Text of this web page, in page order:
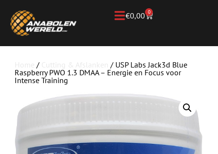
€0,00 0
/
/ USP Labs Jack3d Blue
Raspberry PWO 1.3 DMAA – Energie en Focus voor
Intense Training